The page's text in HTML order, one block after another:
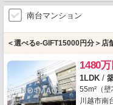
南台マンション
＜選べるe-GIFT15000円分＞店
1480万
1LDK /
55m²（壁
川越市南